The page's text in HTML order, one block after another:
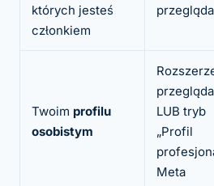
których jesteś
członkiem
Twoim profilu
osobistym
LUB tryb
„Profil
Meta